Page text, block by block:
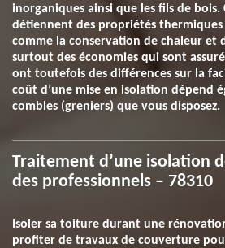
inorganiques ainsi que les fils de bois.
détiennent des propriétés thermiques
comme la conservation de chaleur et
surtout des économies qui sont
ont toutefois des différences sur la
coût d’une mise en isolation dépend
combles (greniers) que vous disposez.
Traitement d’une isolation
des professionnels – 78310
Isoler sa toiture durant une
profiter de travaux de couverture